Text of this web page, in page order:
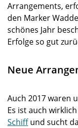
Arrangements,
den Marker
schönes Jahr
Erfolge so gut
Neue
Auch 2017 waren
Es ist auch
Schiffund sucht